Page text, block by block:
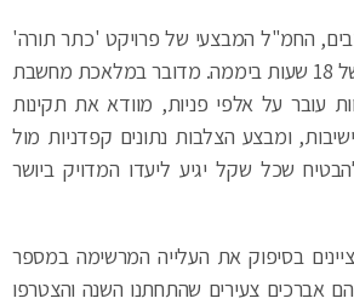
החמ"ל המבצעי של פרויקט 'כתר תורה'
פועל במתכונת מלאה של 18 שעות ביממה. מדובר במלאכת מחשבת
עובר על אלפי פניות, מוודא את תקינות
ומבצע הצלבות נתונים קפדניות מול
שכל שקל יגיע ליעדו המדויק ביושר
בסיפוק את העלייה המרשימה במספר
אברכים צעירים שהתחתנו השנה והצטרפו